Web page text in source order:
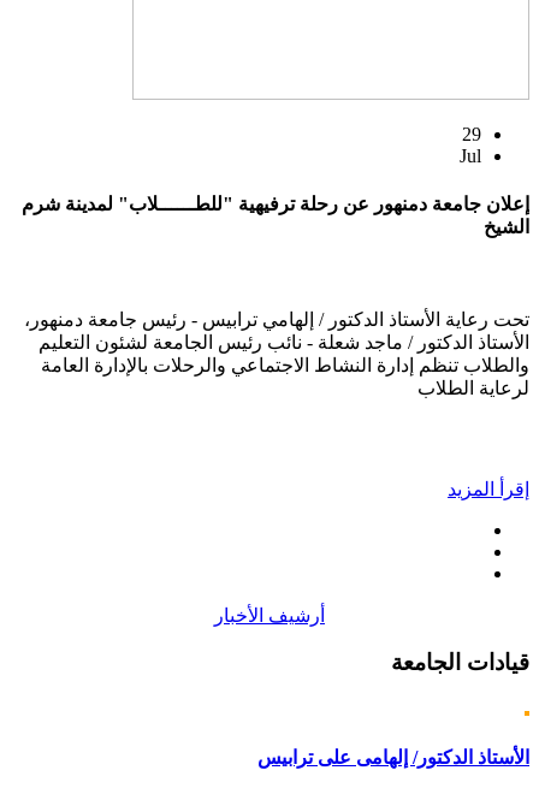
29
Jul
إعلان جامعة دمنهور عن رحلة ترفيهية "للطــــــلاب" لمدينة شرم
الشيخ
تحت رعاية الأستاذ الدكتور / إلهامي ترابيس - رئيس جامعة دمنهور،
الأستاذ الدكتور / ماجد شعلة - نائب رئيس الجامعة لشئون التعليم
والطلاب تنظم إدارة النشاط الاجتماعي والرحلات بالإدارة العامة
لرعاية الطلاب
إقرأ المزيد
أرشيف الأخبار
قيادات الجامعة
الأستاذ الدكتور/ إلهامى على ترابيس